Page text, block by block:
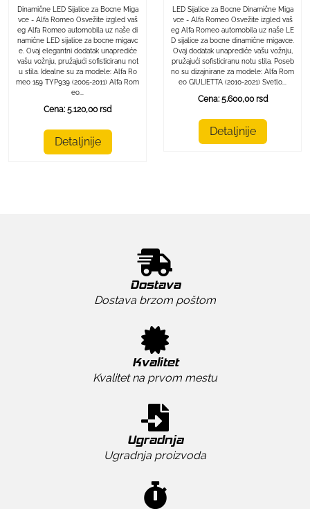
Dinamične LED Sijalice za Bocne Miga
vce - Alfa Romeo Osvežite izgled vaš
eg Alfa Romeo automobila uz naše di
namične LED sijalice za bocne migavc
e. Ovaj elegantni dodatak unaprediće
vašu vožnju, pružajući sofisticiranu not
u stila. Idealne su za modele: Alfa Ro
meo 159 TYP939 (2005-2011) Alfa Rom
eo...
Cena: 5.120,00 rsd
Detaljnije
LED Sijalice za Bocne Dinamične Miga
vce - Alfa Romeo Osvežite izgled vaš
eg Alfa Romeo automobila uz naše LE
D sijalice za bocne dinamične migavce.
Ovaj dodatak unaprediće vašu vožnju,
pružajući sofisticiranu notu stila. Poseb
no su dizajnirane za modele: Alfa Rom
eo GIULIETTA (2010-2021) Svetlo...
Cena: 5.600,00 rsd
Detaljnije
Dostava
Dostava brzom poštom
Kvalitet
Kvalitet na prvom mestu
Ugradnja
Ugradnja proizvoda